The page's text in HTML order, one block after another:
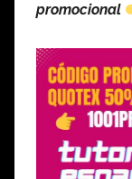
promocional